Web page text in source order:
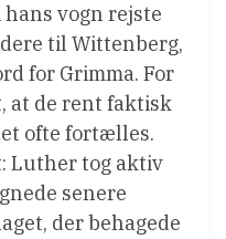
vogn rejste
til Wittenberg,
for Grimma. For
at de rent faktisk
ofte fortælles.
Luther tog aktiv
senere
der behagede